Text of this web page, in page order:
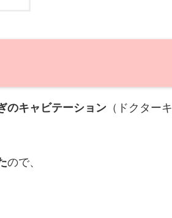
のキャビテーション （ドクターキ
ので、